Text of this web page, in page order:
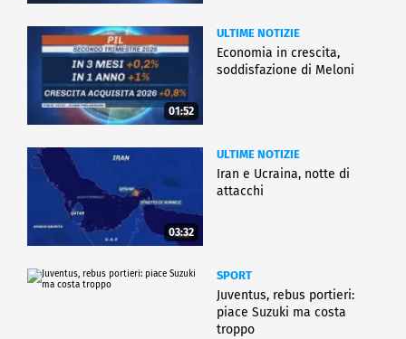
01:52
ULTIME NOTIZIE
Economia in crescita,
soddisfazione di Meloni
03:32
ULTIME NOTIZIE
Iran e Ucraina, notte di
attacchi
SPORT
Juventus, rebus portieri:
piace Suzuki ma costa
troppo